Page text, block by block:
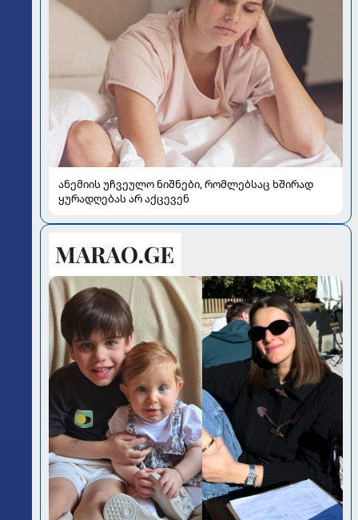
ანემიის უჩვეულო ნიშნები, რომლებსაც ხშირად
ყურადღებას არ აქცევენ